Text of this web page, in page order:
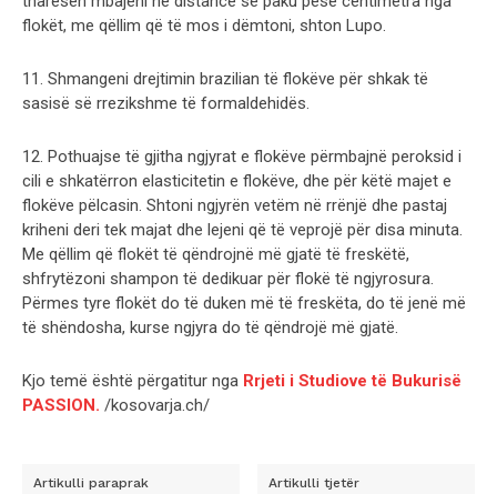
flokët, me qëllim që të mos i dëmtoni, shton Lupo.
11. Shmangeni drejtimin brazilian të flokëve për shkak të
sasisë së rrezikshme të formaldehidës.
12. Pothuajse të gjitha ngjyrat e flokëve përmbajnë peroksid i
cili e shkatërron elasticitetin e flokëve, dhe për këtë majet e
flokëve pëlcasin. Shtoni ngjyrën vetëm në rrënjë dhe pastaj
kriheni deri tek majat dhe lejeni që të veprojë për disa minuta.
Me qëllim që flokët të qëndrojnë më gjatë të freskëtë,
shfrytëzoni shampon të dedikuar për flokë të ngjyrosura.
Përmes tyre flokët do të duken më të freskëta, do të jenë më
të shëndosha, kurse ngjyra do të qëndrojë më gjatë.
Kjo temë është përgatitur nga Rrjeti i Studiove të Bukurisë
PASSION. /kosovarja.ch/
Artikulli paraprak Artikulli tjetër